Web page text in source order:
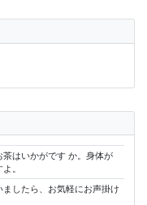
はいかがです か。身体が
。
したら、お気軽にお声掛け